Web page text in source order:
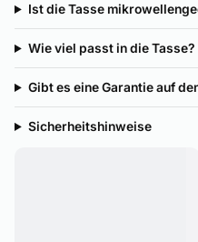
Ist die Tasse
Wie viel passt in die Tasse?
Gibt es eine Garantie auf
Sicherheitshinweise